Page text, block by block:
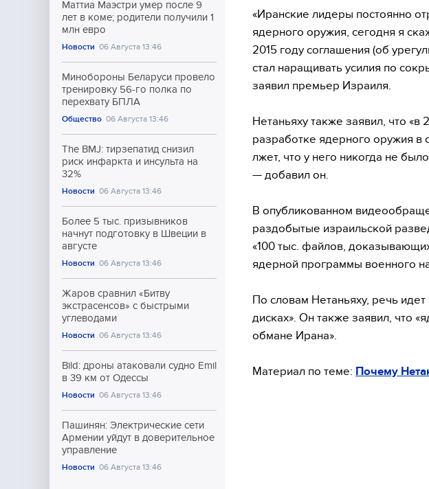
Маттиа Маэстри умер после 9
лет в коме; родители получили 1
млн евро
Новости 06 Августа 13:46
Минобороны Беларуси провело
тренировку 56-го полка по
перехвату БПЛА
Общество 06 Августа 13:46
The BMJ: тирзепатид снизил
риск инфаркта и инсульта на
32%
Новости 06 Августа 13:46
Более 5 тыс. призывников
начнут подготовку в Швеции в
августе
Новости 06 Августа 13:46
Жаров сравнил «Битву
экстрасенсов» с быстрыми
углеводами
Новости 06 Августа 13:46
Bild: дроны атаковали судно Emil
в 39 км от Одессы
Новости 06 Августа 13:46
Пашинян: Электрические сети
Армении уйдут в доверительное
управление
Новости 06 Августа 13:46
«Иранские лидеры постоянно
ядерного оружия, сегодня я
2015 году соглашения (об
стал наращивать усилия по
заявил премьер Израиля.
Нетаньяху также заявил, что «в
разработке ядерного оружия в
лжет, что у него никогда не
— добавил он.
В опубликованном
раздобытые израильской
«100 тыс. файлов,
ядерной программы военного
По словам Нетаньяху, речь
дисках». Он также заявил, что
обмане Ирана».
Материал по теме: Почему